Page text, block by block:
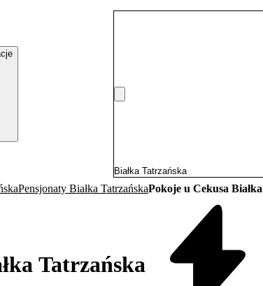
Pensjonaty Białka TatrzańskaPokoje u Cekusa
Tatrzańska